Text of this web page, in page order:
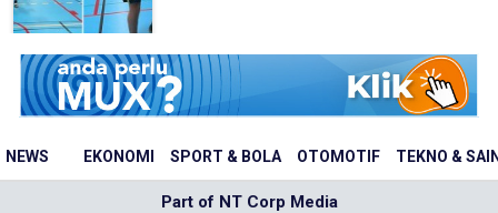
NEWS EKONOMI SPORT & BOLA OTOMOTIF TEKNO &
Part of NT Corp Media